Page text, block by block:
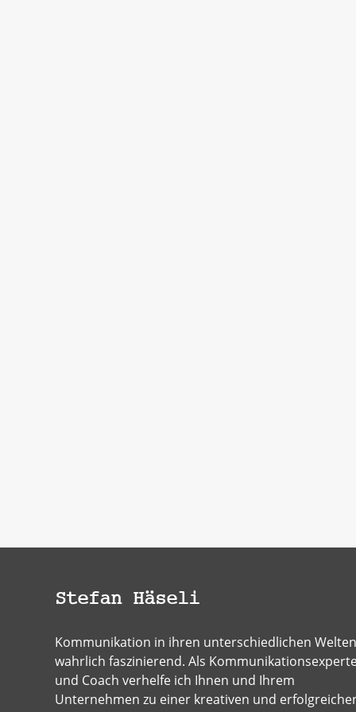
Stefan Häseli
Kommunikation in ihren unterschiedlichen
wahrlich faszinierend. Als
und Coach verhelfe ich Ihnen und Ihrem
Unternehmen zu einer kreativen und